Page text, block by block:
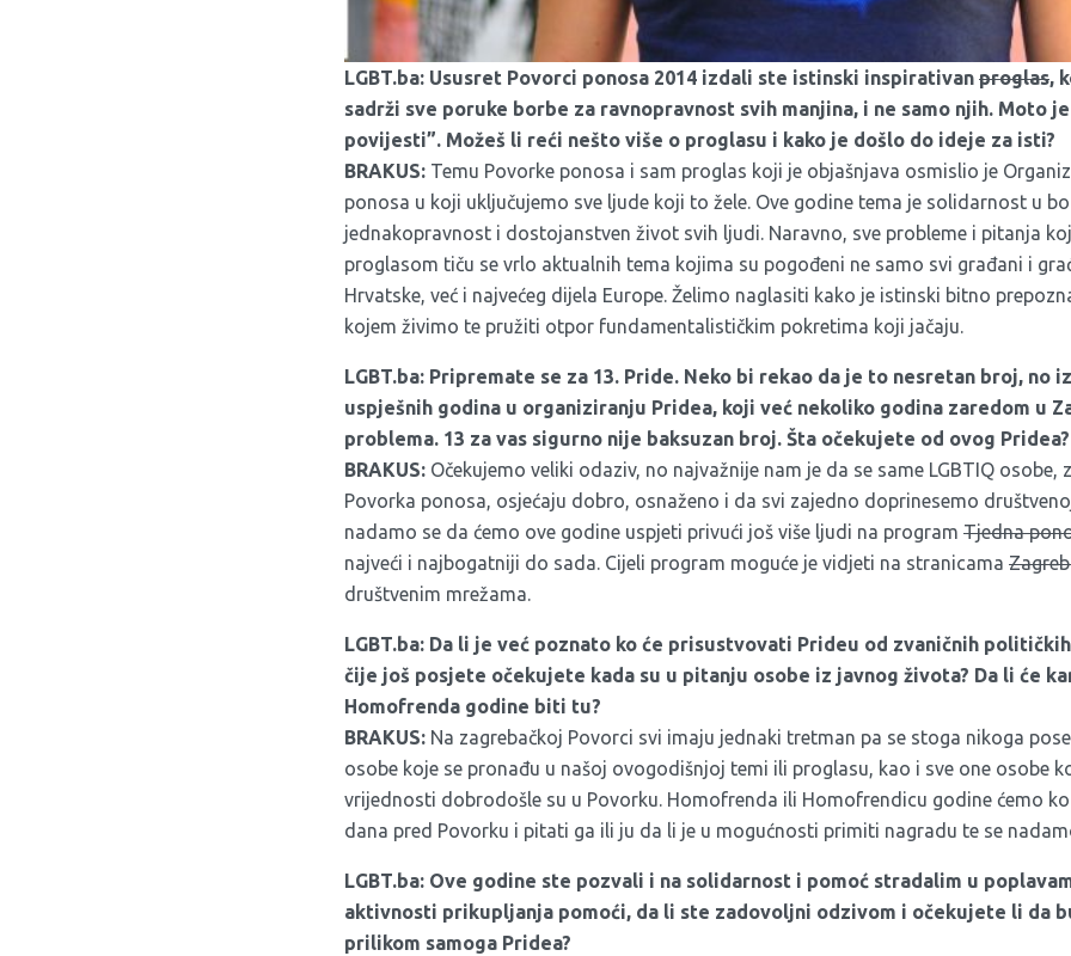
LGBT.ba: Ususret Povorci ponosa 2014 izdali ste istinski inspirativan proglas,
sadrži sve poruke borbe za ravnopravnost svih manjina, i ne samo njih. Moto
povijesti”. Možeš li reći nešto više o proglasu i kako je došlo do ideje za isti?
BRAKUS: Temu Povorke ponosa i sam proglas koji je objašnjava osmislio je
ponosa u koji uključujemo sve ljude koji to žele. Ove godine tema je solidarnost u
jednakopravnost i dostojanstven život svih ljudi. Naravno, sve probleme i pitanja
proglasom tiču se vrlo aktualnih tema kojima su pogođeni ne samo svi građani i
Hrvatske, već i najvećeg dijela Europe. Želimo naglasiti kako je istinski bitno
kojem živimo te pružiti otpor fundamentalističkim pokretima koji jačaju.
LGBT.ba: Pripremate se za 13. Pride. Neko bi rekao da je to nesretan broj, no
uspješnih godina u organiziranju Pridea, koji već nekoliko godina zaredom u
problema. 13 za vas sigurno nije baksuzan broj. Šta očekujete od ovog Pridea?
BRAKUS: Očekujemo veliki odaziv, no najvažnije nam je da se same LGBTIQ osobe,
Povorka ponosa, osjećaju dobro, osnaženo i da svi zajedno doprinesemo
nadamo se da ćemo ove godine uspjeti privući još više ljudi na program Tjedna
najveći i najbogatniji do sada. Cijeli program moguće je vidjeti na stranicama
društvenim mrežama.
LGBT.ba: Da li je već poznato ko će prisustvovati Prideu od zvaničnih
čije još posjete očekujete kada su u pitanju osobe iz javnog života? Da li će
Homofrenda godine biti tu?
BRAKUS: Na zagrebačkoj Povorci svi imaju jednaki tretman pa se stoga nikoga
osobe koje se pronađu u našoj ovogodišnjoj temi ili proglasu, kao i sve one osobe
vrijednosti dobrodošle su u Povorku. Homofrenda ili Homofrendicu godine ćemo
dana pred Povorku i pitati ga ili ju da li je u mogućnosti primiti nagradu te se
LGBT.ba: Ove godine ste pozvali i na solidarnost i pomoć stradalim u
aktivnosti prikupljanja pomoći, da li ste zadovoljni odzivom i očekujete li da
prilikom samoga Pridea?